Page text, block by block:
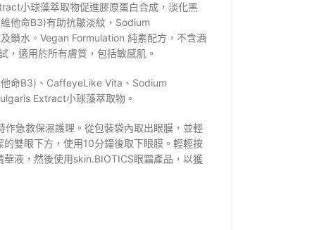
小球藻萃取物促進膠原蛋白合成，淡化黑
他命B3)有助抗皺淡紋，Sodium
鎖水。Vegan Formulation 純素配方，不含酒
，適用於所有膚質，包括敏感肌。
命B3)、CaffeyeLike Vita、Sodium
Extract小球藻萃取物。
作急救保濕護理。從包裝袋內取出眼膜，並輕
雙眼下方，使用10分鐘後取下眼膜。輕輕按
液，然後使用skin.BIOTICS眼霜產品，以獲